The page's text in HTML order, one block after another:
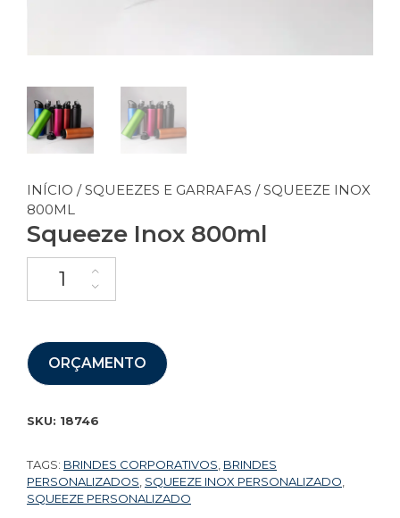
INÍCIO /SQUEEZES E GARRAFAS / SQUEEZE INOX
800ML
Squeeze Inox 800ml
ORÇAMENTO
SKU: 18746
TAGS: BRINDES CORPORATIVOS BRINDES
PERSONALIZADOS SQUEEZE INOX PERSONALIZADO
SQUEEZE PERSONALIZADO